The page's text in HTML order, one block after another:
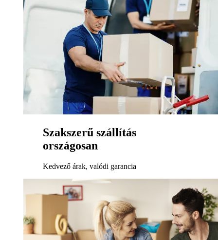
Szakszerű szállítás
országosan
Kedvező árak, valódi garancia